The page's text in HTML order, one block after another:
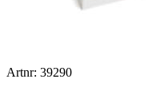
Artnr: 39290